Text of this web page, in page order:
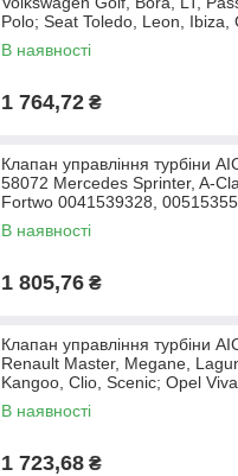
Polo; Seat Toledo, Leon, Ibiza,
Skoda
В наявності
1 764,72 ₴
Клапан управління турбіни
58072 Mercedes Sprinter, A-
Fortwo 0041539328,
0061536628
В наявності
1 805,76 ₴
Клапан управління турбіни
Renault Master, Megane,
Kangoo, Clio, Scenic; Opel
1495600QAA,
В наявності
1 723,68 ₴